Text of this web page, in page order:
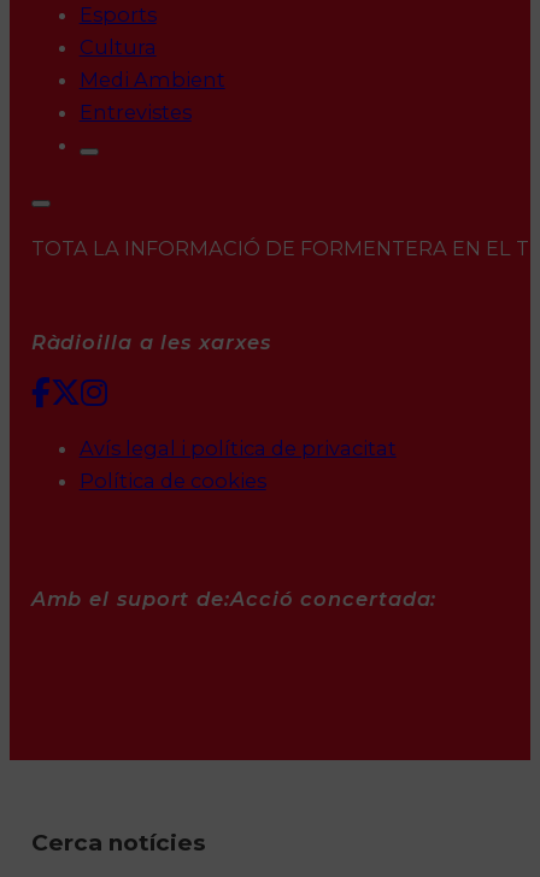
Esports
Cultura
Medi Ambient
Entrevistes
TOTA LA INFORMACIÓ DE FORMENTERA EN EL
Ràdioilla a les xarxes
Avís legal i política de privacitat
Política de cookies
Amb el suport de:Acció concertada:
Cerca notícies